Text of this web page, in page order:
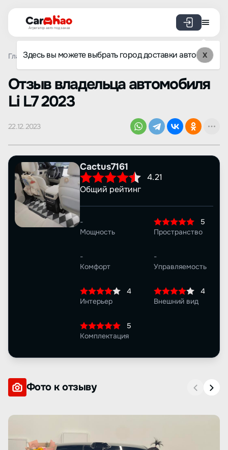
Агрегатор авто под заказ
Здесь вы можете выбрать город доставки авто X
Главная Отзывы Li L7 Просмотр отзыва
Oтзыв владельца автомобиля
Li L7 2023
22.12.2023
Cactus7161
4.21
Общий рейтинг
-
Мощность
5
Пространство
-
Комфорт
-
Управляемость
4
Интерьер
4
Внешний вид
5
Комплектация
Фото к отзыву